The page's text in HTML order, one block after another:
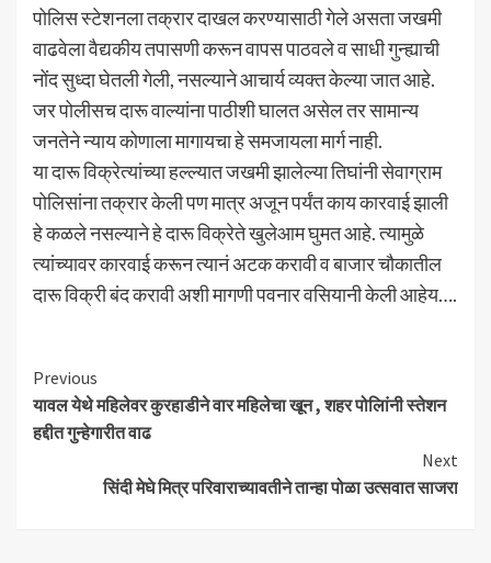
पोलिस स्टेशनला तक्रार दाखल करण्यासाठी गेले असता जखमी
वाढवेला वैद्यकीय तपासणी करून वापस पाठवले व साधी गुन्ह्याची
नोंद सुध्दा घेतली गेली, नसल्याने आचार्य व्यक्त केल्या जात आहे.
जर पोलीसच दारू वाल्यांना पाठीशी घालत असेल तर सामान्य
जनतेने न्याय कोणाला मागायचा हे समजायला मार्ग नाही.
या दारू विक्रेत्यांच्या हल्ल्यात जखमी झालेल्या तिघांनी सेवाग्राम
पोलिसांना तक्रार केली पण मात्र अजून पर्यंत काय कारवाई झाली
हे कळले नसल्याने हे दारू विक्रेते खुलेआम घुमत आहे. त्यामुळे
त्यांच्यावर कारवाई करून त्यानं अटक करावी व बाजार चौकातील
दारू विक्री बंद करावी अशी मागणी पवनार वसियानी केली आहेय….
Continue
Reading
Previous
यावल येथे महिलेवर कुरहाडीने वार महिलेचा खून , शहर पोलिांनी स्तेशन
हद्दीत गुन्हेगारीत वाढ
Next
सिंदी मेघे मित्र परिवाराच्यावतीने तान्हा पोळा उत्सवात साजरा